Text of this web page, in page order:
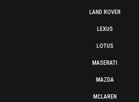
LAND ROVER
LEXUS
LOTUS
MASERATI
MAZDA
MCLAREN